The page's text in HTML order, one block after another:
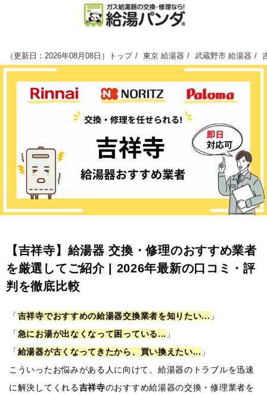
（更新日：2026年08月08日 ） トップ 東京 給湯器 武蔵野市 給湯器
【吉祥寺】給湯器 交換・修理のおすすめ業者
を厳選してご紹介 | 2026年最新の口コミ・評
判を徹底比較
「吉祥寺でおすすめの給湯器交換業者を知りたい... 」
「急にお湯が出なくなって困っている... 」
「給湯器が古くなってきたから、買い換えたい... 」
こういったお悩みがある人に向けて、給湯器のトラブルを迅速
に解決してくれる吉祥寺のおすすめ給湯器の交換・修理業者を